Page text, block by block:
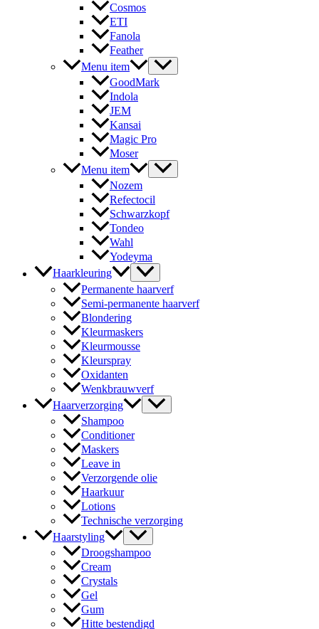
Cosmos
ETI
Fanola
Feather
Menu item
GoodMark
Indola
JEM
Kansai
Magic Pro
Moser
Menu item
Nozem
Refectocil
Schwarzkopf
Tondeo
Wahl
Yodeyma
Haarkleuring
Permanente haarverf
Semi-permanente haarverf
Blondering
Kleurmaskers
Kleurmousse
Kleurspray
Oxidanten
Wenkbrauwverf
Haarverzorging
Shampoo
Conditioner
Maskers
Leave in
Verzorgende olie
Haarkuur
Lotions
Technische verzorging
Haarstyling
Droogshampoo
Cream
Crystals
Gel
Gum
Hitte bestendigd